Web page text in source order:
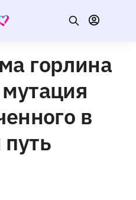
горлина
в